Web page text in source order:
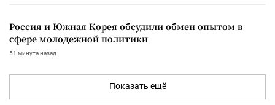
Россия и Южная Корея обсудили обмен опытом в
сфере молодежной политики
51 минута назад
Показать ещё